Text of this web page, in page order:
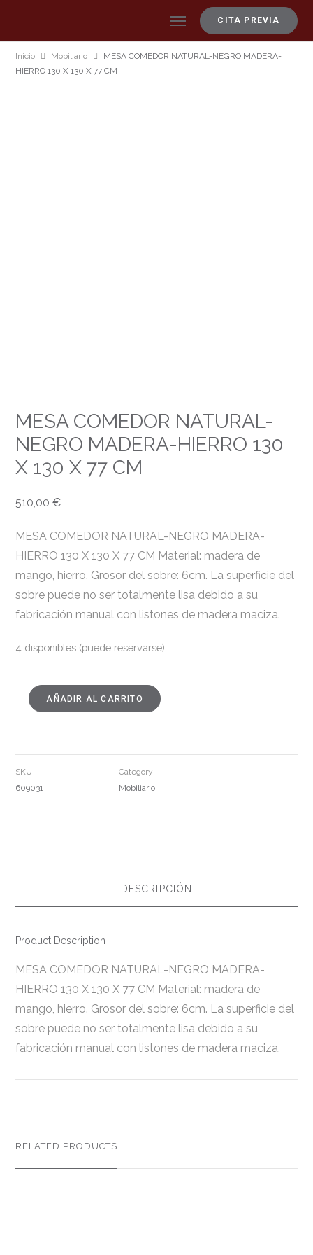
CITA PREVIA
Inicio Mobiliario
MESA COMEDOR NATURAL-NEGRO MADERA-
HIERRO 130 X 130 X 77 CM
MESA COMEDOR NATURAL-
NEGRO MADERA-HIERRO 130
X 130 X 77 CM
510,00€
MESA COMEDOR NATURAL-NEGRO MADERA-
HIERRO 130 X 130 X 77 CM Material: madera de
mango, hierro. Grosor del sobre: 6cm. La superficie del
sobre puede no ser totalmente lisa debido a su
fabricación manual con listones de madera maciza.
4 disponibles (puede reservarse)
MESA
COMEDOR
130
130
77
CANTIDAD
AÑADIR AL CARRITO
SKU
609031
Category:
Mobiliario
DESCRIPCIÓN
Product Description
MESA COMEDOR NATURAL-NEGRO MADERA-
HIERRO 130 X 130 X 77 CM Material: madera de
mango, hierro. Grosor del sobre: 6cm. La superficie del
sobre puede no ser totalmente lisa debido a su
fabricación manual con listones de madera maciza.
RELATED PRODUCTS